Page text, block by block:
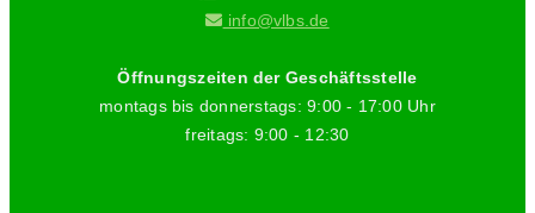
info@vlbs.de
Öffnungszeiten der Geschäftsstelle
montags bis donnerstags: 9:00 - 17:00 Uhr
freitags: 9:00 - 12:30